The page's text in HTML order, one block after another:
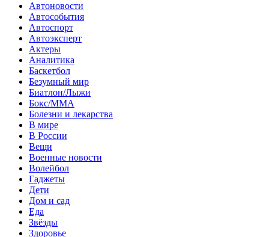
Автоновости
Автособытия
Автоспорт
Автоэксперт
Актеры
Аналитика
Баскетбол
Безумный мир
Биатлон/Лыжи
Бокс/MMA
Болезни и лекарства
В мире
В России
Вещи
Военные новости
Волейбол
Гаджеты
Дети
Дом и сад
Еда
Звёзды
Здоровье